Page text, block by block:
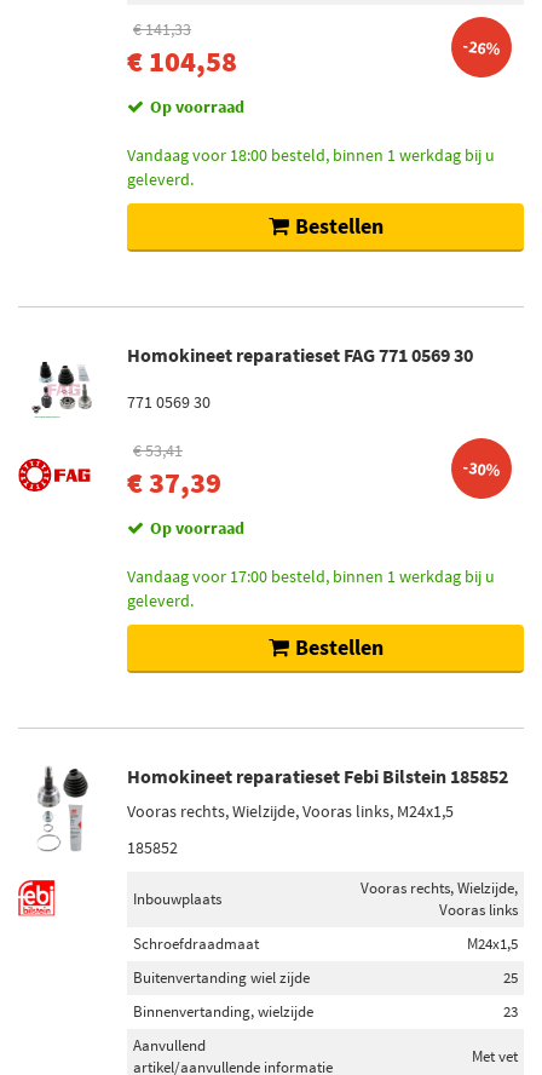
€ 141,33
€ 104,58 -26%
Op voorraad
Vandaag voor 18:00 besteld, binnen 1 werkdag bij u
geleverd.
Bestellen
Homokineet reparatieset FAG 771 0569 30
771 0569 30
€ 53,41
€ 37,39 -30%
Op voorraad
Vandaag voor 17:00 besteld, binnen 1 werkdag bij u
geleverd.
Bestellen
Homokineet reparatieset Febi Bilstein 185852
Vooras rechts, Wielzijde, Vooras links, M24x1,5
185852
Inbouwplaats
Vooras rechts, Wielzijde,
Vooras links
Schroefdraadmaat
M24x1,5
Buitenvertanding wiel zijde
25
Binnenvertanding, wielzijde
23
Aanvullend
artikel/aanvullende informatie
Met vet